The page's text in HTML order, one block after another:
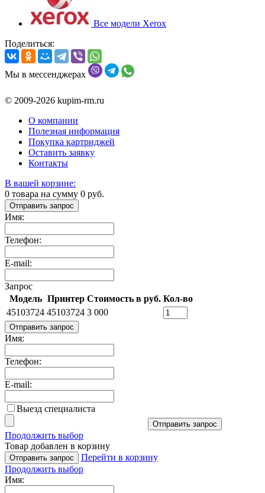
Все модели Xerox
Поделиться:
Мы в мессенджерах
© 2009-2026 kupim-rm.ru
О компании
Полезная информация
Покупка картриджей
Оставить заявку
Контакты
В вашей корзине:
0 товара на сумму 0 руб.
Отправить запрос
Имя:
Телефон:
E-mail:
Запрос
Модель Принтер Стоимость в руб. Кол-во
45103724 45103724 3 000
Отправить запрос
Имя:
Телефон:
E-mail:
Выезд специалиста
Отправить запрос
Продолжить выбор
Товар добавлен в корзину
Отправить запрос
Перейти в корзину
Продолжить выбор
Имя: